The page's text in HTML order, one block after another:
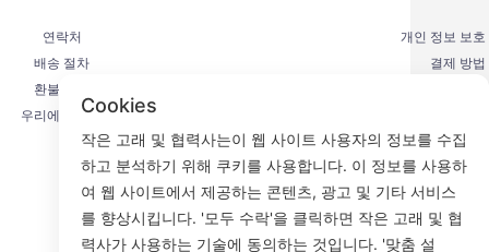
연락처
배송 절차
환불 절차
우리에 대하여
개인 정보 보호
결제 방법
Cookies
작은 고래 및 협력사는이 웹 사이트 사용자의 정보를 수집
하고 분석하기 위해 쿠키를 사용합니다. 이 정보를 사용하
여 웹 사이트에서 제공하는 콘텐츠, 광고 및 기타 서비스
를 향상시킵니다. '모두 수락'을 클릭하면 작은 고래 및 협
력사가 사용하는 기술에 동의하는 것입니다. '맞춤 설